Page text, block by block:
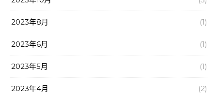
2023年8月 (1)
2023年6月 (1)
2023年5月 (1)
2023年4月 (2)